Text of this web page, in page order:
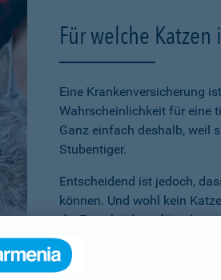
Für welche
Eine Krankenversicherung
Wahrscheinlichkeit für eine
Ganz einfach deshalb, weil
Stubentiger.
Entscheidend ist jedoch,
können. Und wohl kein
die Entscheidung für oder
müssen.
Benötigen Sie weitere